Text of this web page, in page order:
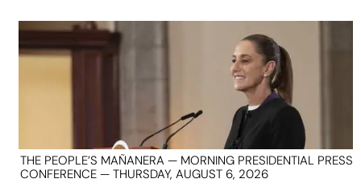
THE PEOPLE’S MAÑANERA — MORNING PRESIDENTIAL PRESS
CONFERENCE — THURSDAY, AUGUST 6, 2026